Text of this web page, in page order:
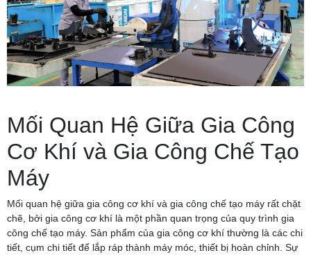
Mối Quan Hệ Giữa Gia Công
Cơ Khí và Gia Công Chế Tạo
Máy
Mối quan hệ giữa gia công cơ khí và gia công chế tạo máy rất chặt
chẽ, bởi gia công cơ khí là một phần quan trọng của quy trình gia
công chế tạo máy. Sản phẩm của gia công cơ khí thường là các chi
tiết, cụm chi tiết để lắp ráp thành máy móc, thiết bị hoàn chỉnh. Sự